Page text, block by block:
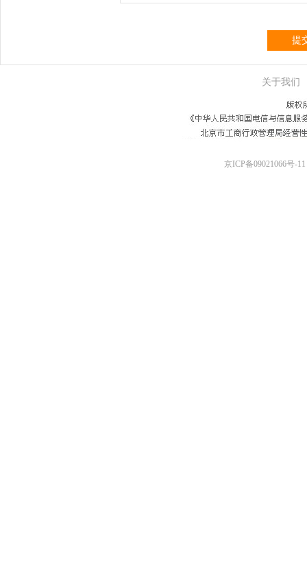
提
关于我们
京ICP备09021066号-11